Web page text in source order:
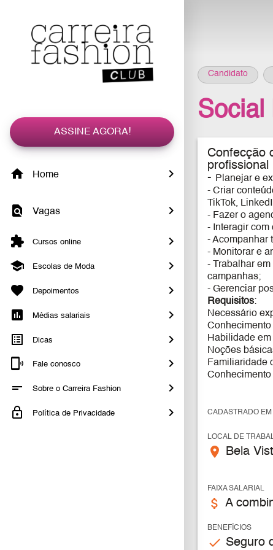
ASSINE AGORA!
Home
Vagas
Cursos online
Escolas de Moda
Depoimentos
Médias salariais
Dicas
Fale conosco
Sobre o Carreira Fashion
Política de Privacidade
Candidato
Social
Confecção
profissional
- Planejar e
- Criar
TikTok,
- Fazer o
- Interagir
- Acompanhar
- Monitorar e
- Trabalhar
campanhas;
- Gerenciar
Requisitos:
Necessário
Habilidade
Noções
Familiaridade
CADASTRADO
LOCAL DE
place Bela
FAIXA SALARIAL
attach_money A
BENEFÍCIOS
check Seguro